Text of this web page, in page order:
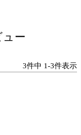
ー
3件中 1-3件表示